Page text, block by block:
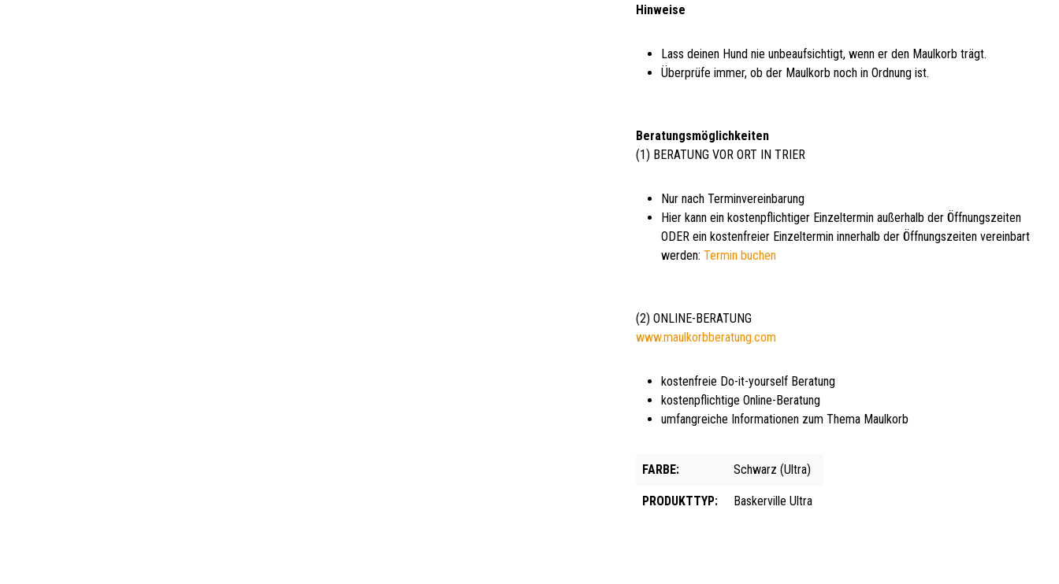
Hinweise
Lass deinen Hund nie unbeaufsichtigt, wenn er den Maulkorb trägt.
Überprüfe immer, ob der Maulkorb noch in Ordnung ist.
Beratungsmöglichkeiten
(1) BERATUNG VOR ORT IN TRIER
Nur nach Terminvereinbarung
Hier kann ein kostenpflichtiger Einzeltermin außerhalb der Öffnungszeiten
ODER ein kostenfreier Einzeltermin innerhalb der Öffnungszeiten vereinbart
werden:Termin buchen
(2) ONLINE-BERATUNG
www.maulkorbberatung.com
kostenfreie Do-it-yourself Beratung
kostenpflichtige Online-Beratung
umfangreiche Informationen zum Thema Maulkorb
FARBE: Schwarz (Ultra)
PRODUKTTYP: Baskerville Ultra